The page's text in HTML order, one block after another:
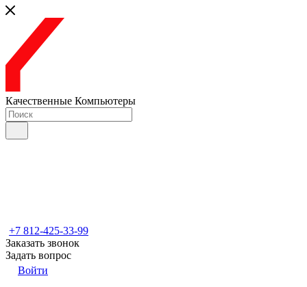
Качественные Компьютеры
+7 812-425-33-99
Заказать звонок
Задать вопрос
Войти